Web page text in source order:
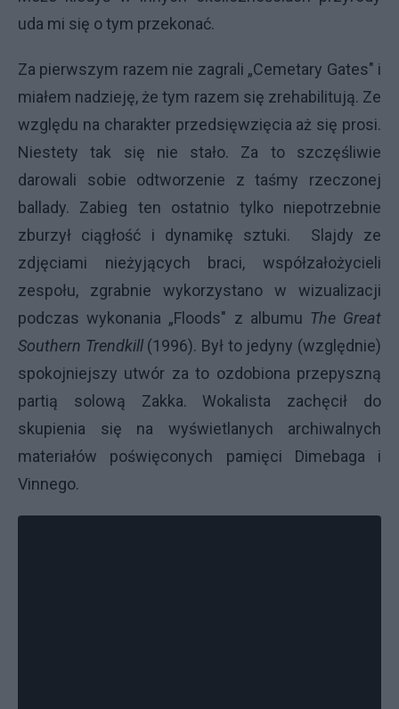
uda mi się o tym przekonać.
Za pierwszym razem nie zagrali „Cemetary Gates" i
miałem nadzieję, że tym razem się zrehabilitują. Ze
względu na charakter przedsięwzięcia aż się prosi.
Niestety tak się nie stało. Za to szczęśliwie
darowali sobie odtworzenie z taśmy rzeczonej
ballady. Zabieg ten ostatnio tylko niepotrzebnie
zburzył ciągłość i dynamikę sztuki. Slajdy ze
zdjęciami nieżyjących braci, współzałożycieli
zespołu, zgrabnie wykorzystano w wizualizacji
podczas wykonania „Floods" z albumu The Great
Southern Trendkill(1996). Był to jedyny (względnie)
spokojniejszy utwór za to ozdobiona przepyszną
partią solową Zakka. Wokalista zachęcił do
skupienia się na wyświetlanych archiwalnych
materiałów poświęconych pamięci Dimebaga i
Vinnego.